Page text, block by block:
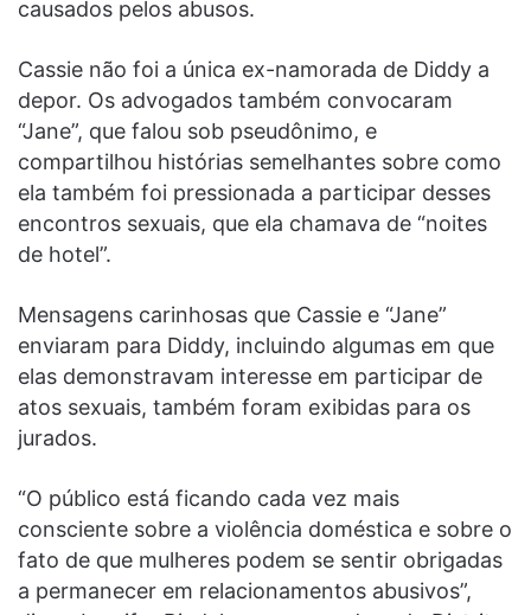
causados pelos abusos.
Cassie não foi a única ex-namorada de Diddy a
depor. Os advogados também convocaram
“Jane”, que falou sob pseudônimo, e
compartilhou histórias semelhantes sobre como
ela também foi pressionada a participar desses
encontros sexuais, que ela chamava de “noites
de hotel”.
Mensagens carinhosas que Cassie e “Jane”
enviaram para Diddy, incluindo algumas em que
elas demonstravam interesse em participar de
atos sexuais, também foram exibidas para os
jurados.
“O público está ficando cada vez mais
consciente sobre a violência doméstica e sobre o
fato de que mulheres podem se sentir obrigadas
a permanecer em relacionamentos abusivos”,